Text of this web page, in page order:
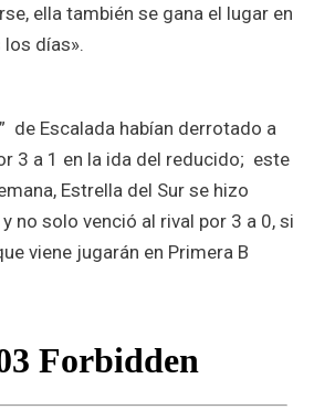
ella también se gana el lugar en
días».
de Escalada habían derrotado a
3 a 1 en la ida del reducido; este
Estrella del Sur se hizo
no solo venció al rival por 3 a 0, si
viene jugarán en Primera B